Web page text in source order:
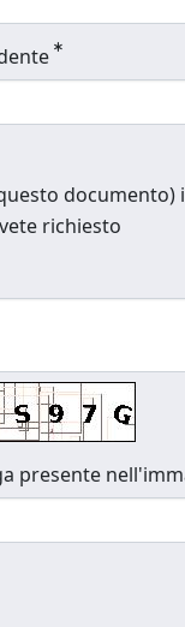
documento)
richiesto
presente